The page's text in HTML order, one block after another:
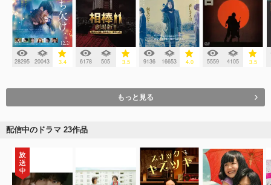
28295 20043 3.4 6178 505 3.5 9136 16653 4.0 5559 4105 3.5
もっと見る
配信中のドラマ 23作品